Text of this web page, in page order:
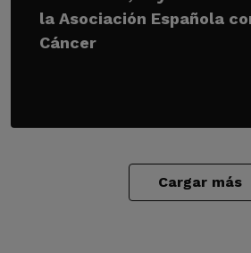
la Asociación Española
Cáncer
Cargar más